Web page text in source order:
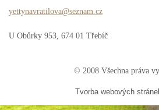
yettynavratilova@seznam. cz
U Obůrky 953, 674 01 Třebíč
© 2008 Všechna práva
Tvorba webových